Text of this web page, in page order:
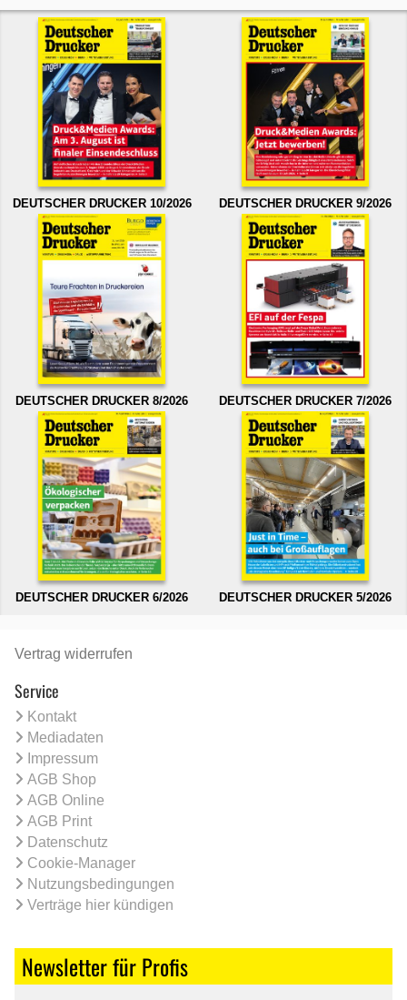
DEUTSCHER DRUCKER 10/2026 DEUTSCHER DRUCKER 9/2026
DEUTSCHER DRUCKER 8/2026 DEUTSCHER DRUCKER 7/2026
DEUTSCHER DRUCKER 6/2026 DEUTSCHER DRUCKER 5/2026
Vertrag widerrufen
Service
Kontakt
Mediadaten
Impressum
AGB Shop
AGB Online
AGB Print
Datenschutz
Cookie-Manager
Nutzungsbedingungen
Verträge hier kündigen
Newsletter für Profis